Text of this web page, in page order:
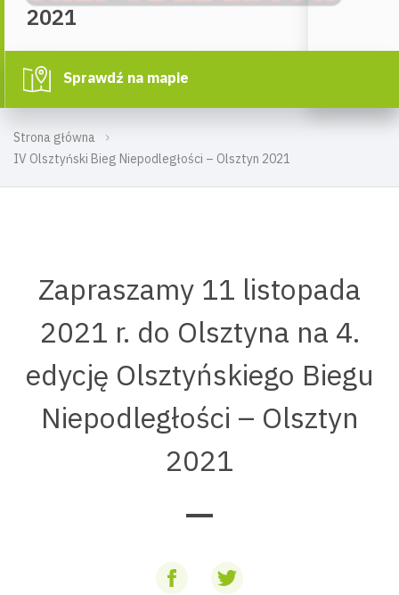
Strona główna
IV Olsztyński Bieg Niepodległości – Olsztyn 2021
2021
Sprawdź na mapie
Zapraszamy 11 listopada
2021 r. do Olsztyna na 4.
edycję Olsztyńskiego Biegu
Niepodległości – Olsztyn
2021